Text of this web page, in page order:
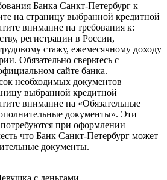
Банка Санкт-Петербург к
на страницу выбранной кредитной
внимание на требования к:
регистрации в России,
стажу, ежемесячному доходу
Обязательно сверьтесь с
сайте банка.
необходимых документов
выбранной кредитной
внимание на «Обязательные
документы». Эти
при оформлении
что Банк Санкт-Петербург может
документы.